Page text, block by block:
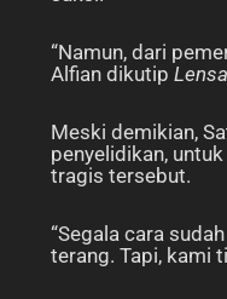
“Namun, dari
Alfian dikutip
Meski demikian,
penyelidikan,
tragis tersebut.
“Segala cara
terang. Tapi, kami